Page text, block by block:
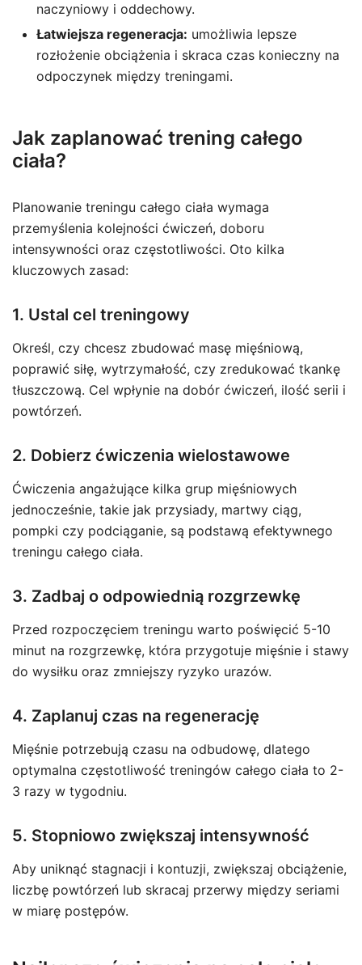
naczyniowy i oddechowy.
Łatwiejsza regeneracja: umożliwia lepsze
rozłożenie obciążenia i skraca czas konieczny na
odpoczynek między treningami.
Jak zaplanować trening całego
ciała?
Planowanie treningu całego ciała wymaga
przemyślenia kolejności ćwiczeń, doboru
intensywności oraz częstotliwości. Oto kilka
kluczowych zasad:
1. Ustal cel treningowy
Określ, czy chcesz zbudować masę mięśniową,
poprawić siłę, wytrzymałość, czy zredukować tkankę
tłuszczową. Cel wpłynie na dobór ćwiczeń, ilość serii i
powtórzeń.
2. Dobierz ćwiczenia wielostawowe
Ćwiczenia angażujące kilka grup mięśniowych
jednocześnie, takie jak przysiady, martwy ciąg,
pompki czy podciąganie, są podstawą efektywnego
treningu całego ciała.
3. Zadbaj o odpowiednią rozgrzewkę
Przed rozpoczęciem treningu warto poświęcić 5-10
minut na rozgrzewkę, która przygotuje mięśnie i stawy
do wysiłku oraz zmniejszy ryzyko urazów.
4. Zaplanuj czas na regenerację
Mięśnie potrzebują czasu na odbudowę, dlatego
optymalna częstotliwość treningów całego ciała to 2-
3 razy w tygodniu.
5. Stopniowo zwiększaj intensywność
Aby uniknąć stagnacji i kontuzji, zwiększaj obciążenie,
liczbę powtórzeń lub skracaj przerwy między seriami
w miarę postępów.